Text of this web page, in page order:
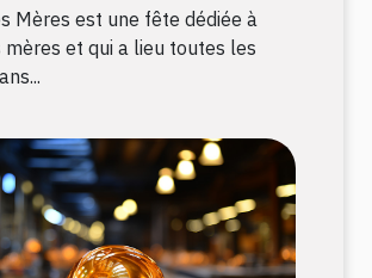
Mères est une fête dédiée à
et qui a lieu toutes les